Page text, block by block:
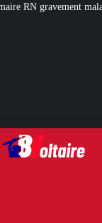
jubilation chez